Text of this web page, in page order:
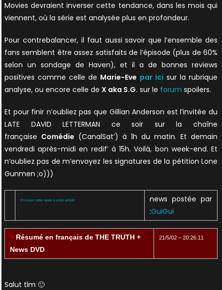
Movies devraient inverser cette tendance, dans les mois qui
viennent, où la série est analysée plus en profondeur.
Pour contrebalancer, il faut aussi savoir que l’ensemble des
fans semblent être assez satisfaits de l’épisode (plus de 60%
selon un sondage de Haven), et il a de bonnes reviews
positives comme celle de Marie-Eve par ici sur la rubrique
analyse, ou encore celle de X aka S.G. sur le forum spoilers.
Et pour finir n’oubliez pas que Gillian Anderson est l’invitée du
LATE DAVID LETTERMAN ce soir sur la chaîne
française Comédie (CanalSat’) à 1h du matin. Et demain
vendredi après-midi en redif’ à 15h. Voilà, bon week-end. Et
n‘oubliez pas de m’envoyez les signatures de la pétition Lone
Gunmen ;o)))
Envoyer cette news à un(e) ami(e)
news postée par
:GuiGui
>Résumé en français de THE TRUTH +
News DVD
21/5/02 – 20:26:11
Salut tlm 🙂